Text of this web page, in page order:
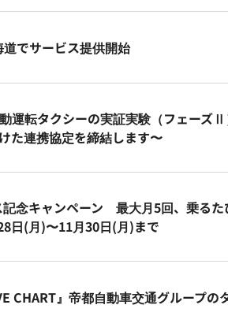
でサービス提供開始
運転タクシーの実証実験（フェーズ
た連携協定を締結します〜
念キャンペーン 最大月5回、乗る
日(月)〜11月30日(月)まで
CHART』帝都自動車交通グループの